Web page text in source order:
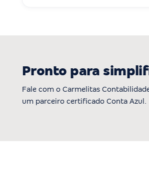
Pronto para
Fale com o Carmelitas
um parceiro certificado Conta Azul.